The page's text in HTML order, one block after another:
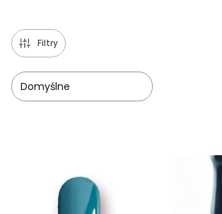
Filtry
Domyślne